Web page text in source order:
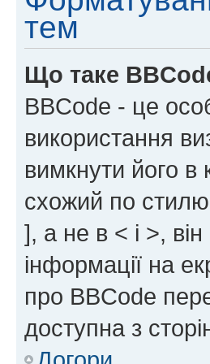
тем
Що таке
BBCode - це
використання
вимкнути його
схожий по стилю
], а не в < і >,
інформації на
про BBCode
доступна з